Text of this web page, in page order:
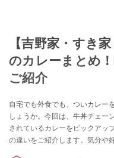
【吉野家・すき
のカレーまとめ
ご紹介
自宅でも外食でも、ついカレー
しょうか。今回は、牛丼チェー
されているカレーをピックアッ
の違いをご紹介します。気分や